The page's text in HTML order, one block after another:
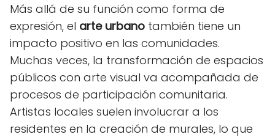
Más allá de su función como forma de
expresión, el arte urbano también tiene un
impacto positivo en las comunidades.
Muchas veces, la transformación de espacios
públicos con arte visual va acompañada de
procesos de participación comunitaria.
Artistas locales suelen involucrar a los
residentes en la creación de murales, lo que